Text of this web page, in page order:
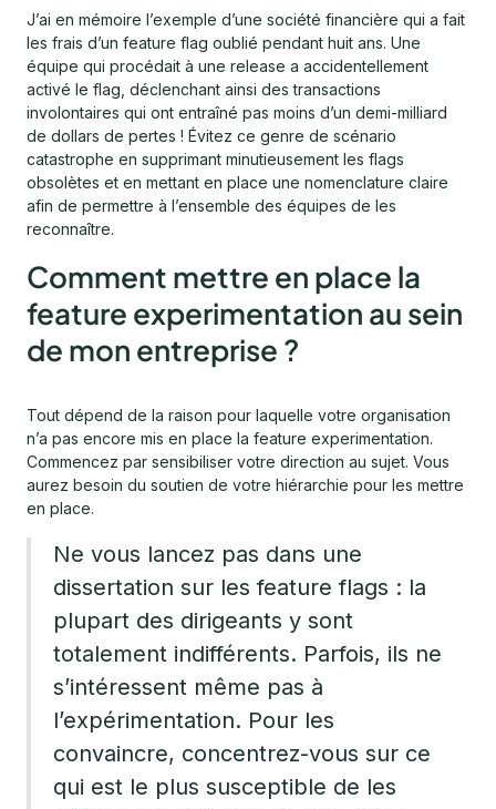
J’ai en mémoire l’exemple d’une société financière qui a fait
les frais d’un feature flag oublié pendant huit ans. Une
équipe qui procédait à une release a accidentellement
activé le flag, déclenchant ainsi des transactions
involontaires qui ont entraîné pas moins d’un demi-milliard
de dollars de pertes ! Évitez ce genre de scénario
catastrophe en supprimant minutieusement les flags
obsolètes et en mettant en place une nomenclature claire
afin de permettre à l’ensemble des équipes de les
reconnaître.
Comment mettre en place la
feature experimentation au sein
de mon entreprise ?
Tout dépend de la raison pour laquelle votre organisation
n’a pas encore mis en place la feature experimentation.
Commencez par sensibiliser votre direction au sujet. Vous
aurez besoin du soutien de votre hiérarchie pour les mettre
en place.
Ne vous lancez pas dans une
dissertation sur les feature flags : la
plupart des dirigeants y sont
totalement indifférents. Parfois, ils ne
s’intéressent même pas à
l’expérimentation. Pour les
convaincre, concentrez-vous sur ce
qui est le plus susceptible de les